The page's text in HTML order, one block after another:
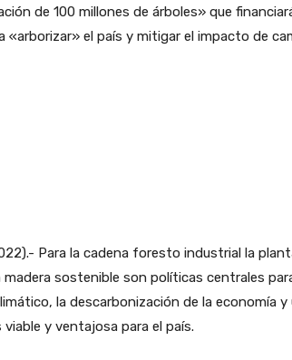
de 100 millones de árboles» que
«arborizar» el país y mitigar el impacto de
Para la cadena foresto industrial la
madera sostenible son políticas centrales
la descarbonización de la economía y
y ventajosa para el país.